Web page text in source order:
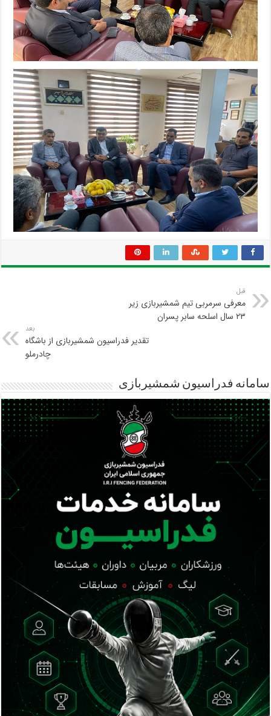
قبل
معرفی سرمربی تیم شمشیربازی زیر
۲۳ سال اسلحه سابر پسران
بعد
تقدیر فدراسیون شمشیربازی از باشگاه
چادرملو
سامانه فدراسیون شمشیربازی